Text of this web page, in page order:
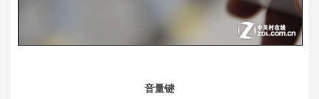
音量键